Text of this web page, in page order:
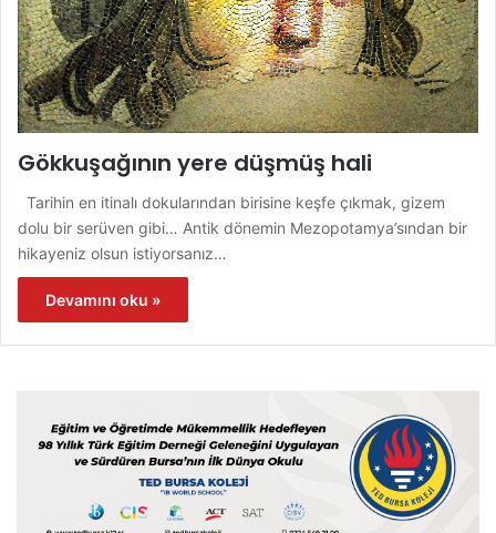
Gökkuşağının yere düşmüş hali
Tarihin en itinalı dokularından birisine keşfe çıkmak, gizem
dolu bir serüven gibi… Antik dönemin Mezopotamya’sından bir
hikayeniz olsun istiyorsanız…
Devamını oku »